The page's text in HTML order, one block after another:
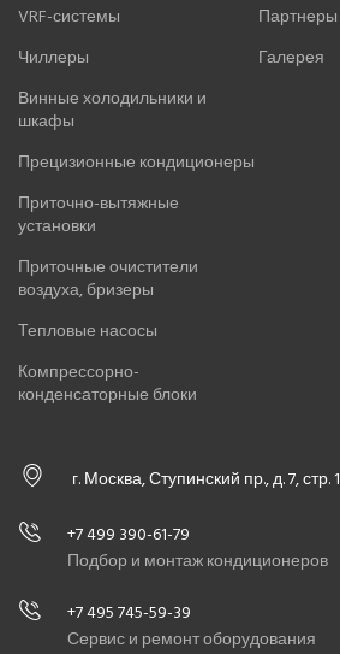
VRF-системы
Чиллеры
Винные холодильники и
шкафы
Прецизионные кондиционеры
Приточно-вытяжные
установки
Приточные очистители
воздуха, бризеры
Тепловые насосы
Компрессорно-
конденсаторные блоки
Партнеры
Галерея
г. Москва, Ступинский пр., д. 7, стр. 1
+7 499 390-61-79
Подбор и монтаж кондиционеров
+7 495 745-59-39
Сервис и ремонт оборудования